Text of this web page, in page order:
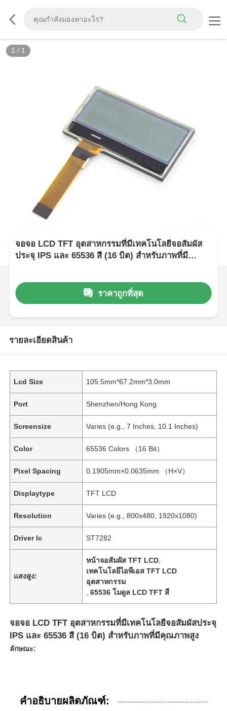
1 / 1
จอจอ LCD TFT อุตสาหกรรมที่มีเทคโนโลยีจอสัมผัส
ประจุ IPS และ 65536 สี (16 บิต) สําหรับภาพที่มี
ราคาถูกที่สุด
รายละเอียดสินค้า
Lcd Size 105.5mm*67.2mm*3.0mm
Port Shenzhen/Hong Kong
Screensize Varies (e.g., 7 Inches, 10.1 Inches)
Color 65536 Colors （16 Bit）
Pixel Spacing 0.1905mm×0.0635mm （H×V）
Displaytype TFT LCD
Resolution Varies (e.g., 800x480, 1920x1080)
Driver Ic ST7282
แสงสูง:
หน้าจอสัมผัส TFT LCD
เทคโนโลยีไอพีเอส TFT LCD
อุตสาหกรรม
,65536 โมดูล LCD TFT สี
จอจอ LCD TFT อุตสาหกรรมที่มีเทคโนโลยีจอสัมผัสประจุ
IPS และ 65536 สี (16 บิต) สําหรับภาพที่มีคุณภาพสูง
ลักษณะ:
คำอธิบายผลิตภัณฑ์: